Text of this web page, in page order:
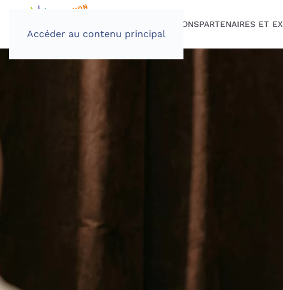
Accéder au contenu principal
INSCRIPTIONSPARTENAIRES ET